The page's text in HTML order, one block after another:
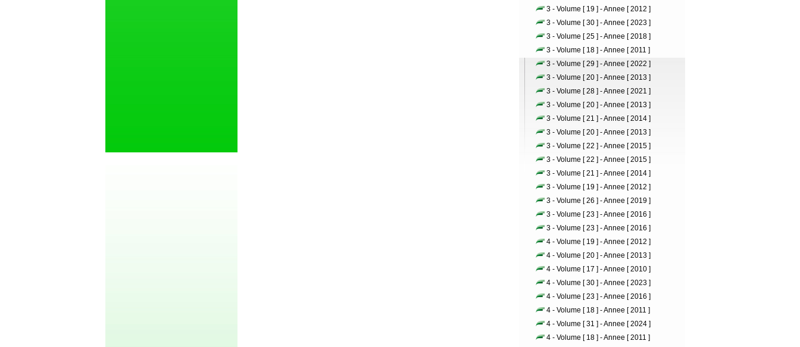
3 - Volume [ 19 ] - Annee [ 2012 ]
3 - Volume [ 30 ] - Annee [ 2023 ]
3 - Volume [ 25 ] - Annee [ 2018 ]
3 - Volume [ 18 ] - Annee [ 2011 ]
3 - Volume [ 29 ] - Annee [ 2022 ]
3 - Volume [ 20 ] - Annee [ 2013 ]
3 - Volume [ 28 ] - Annee [ 2021 ]
3 - Volume [ 20 ] - Annee [ 2013 ]
3 - Volume [ 21 ] - Annee [ 2014 ]
3 - Volume [ 20 ] - Annee [ 2013 ]
3 - Volume [ 22 ] - Annee [ 2015 ]
3 - Volume [ 22 ] - Annee [ 2015 ]
3 - Volume [ 21 ] - Annee [ 2014 ]
3 - Volume [ 19 ] - Annee [ 2012 ]
3 - Volume [ 26 ] - Annee [ 2019 ]
3 - Volume [ 23 ] - Annee [ 2016 ]
3 - Volume [ 23 ] - Annee [ 2016 ]
4 - Volume [ 19 ] - Annee [ 2012 ]
4 - Volume [ 20 ] - Annee [ 2013 ]
4 - Volume [ 17 ] - Annee [ 2010 ]
4 - Volume [ 30 ] - Annee [ 2023 ]
4 - Volume [ 23 ] - Annee [ 2016 ]
4 - Volume [ 18 ] - Annee [ 2011 ]
4 - Volume [ 31 ] - Annee [ 2024 ]
4 - Volume [ 18 ] - Annee [ 2011 ]